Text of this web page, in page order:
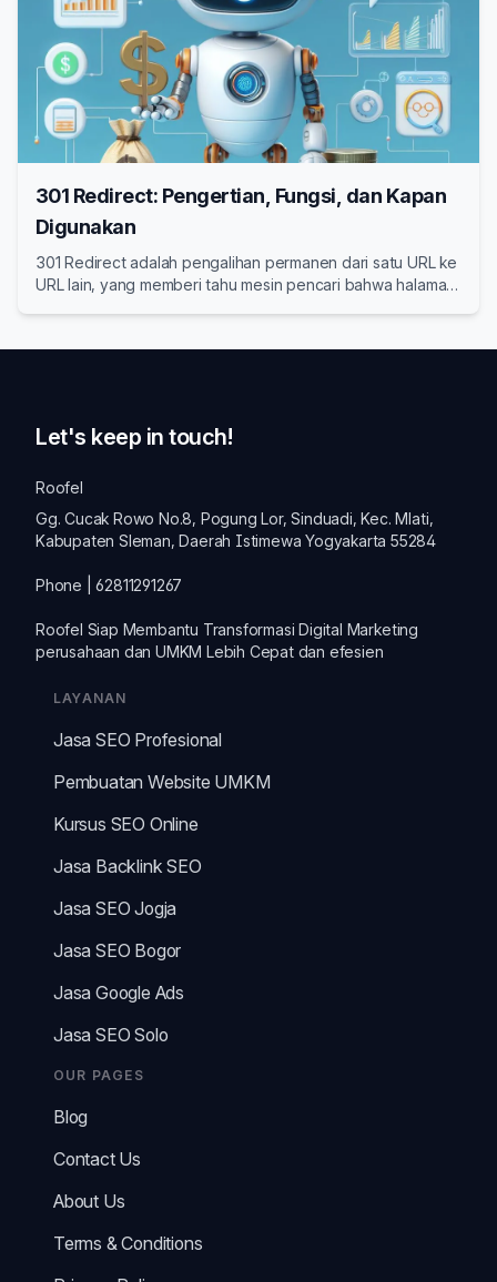
301 Redirect: Pengertian, Fungsi, dan Kapan
Digunakan
301 Redirect adalah pengalihan permanen dari satu URL ke
URL lain, yang memberi tahu mesin pencari bahwa halaman
Let's keep in touch!
Roofel
Gg. Cucak Rowo No.8, Pogung Lor, Sinduadi, Kec. Mlati,
Kabupaten Sleman, Daerah Istimewa Yogyakarta 55284
Phone | 62811291267
Roofel Siap Membantu TransformasiDigital Marketing
perusahaan danUMKM Lebih Cepat dan efesien
LAYANAN
Jasa SEO Profesional
Pembuatan Website UMKM
Kursus SEO Online
Jasa Backlink SEO
Jasa SEO Jogja
Jasa SEO Bogor
Jasa Google Ads
Jasa SEO Solo
OUR PAGES
Blog
Contact Us
About Us
Terms & Conditions